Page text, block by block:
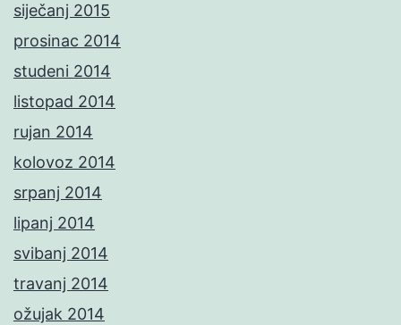
siječanj 2015
prosinac 2014
studeni 2014
listopad 2014
rujan 2014
kolovoz 2014
srpanj 2014
lipanj 2014
svibanj 2014
travanj 2014
ožujak 2014